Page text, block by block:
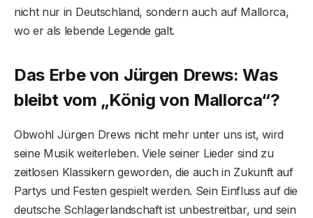
nicht nur in Deutschland, sondern auch auf Mallorca,
wo er als lebende Legende galt.
Das Erbe von Jürgen Drews: Was
bleibt vom „König von Mallorca“?
Obwohl Jürgen Drews nicht mehr unter uns ist, wird
seine Musik weiterleben. Viele seiner Lieder sind zu
zeitlosen Klassikern geworden, die auch in Zukunft auf
Partys und Festen gespielt werden. Sein Einfluss auf die
deutsche Schlagerlandschaft ist unbestreitbar, und sein